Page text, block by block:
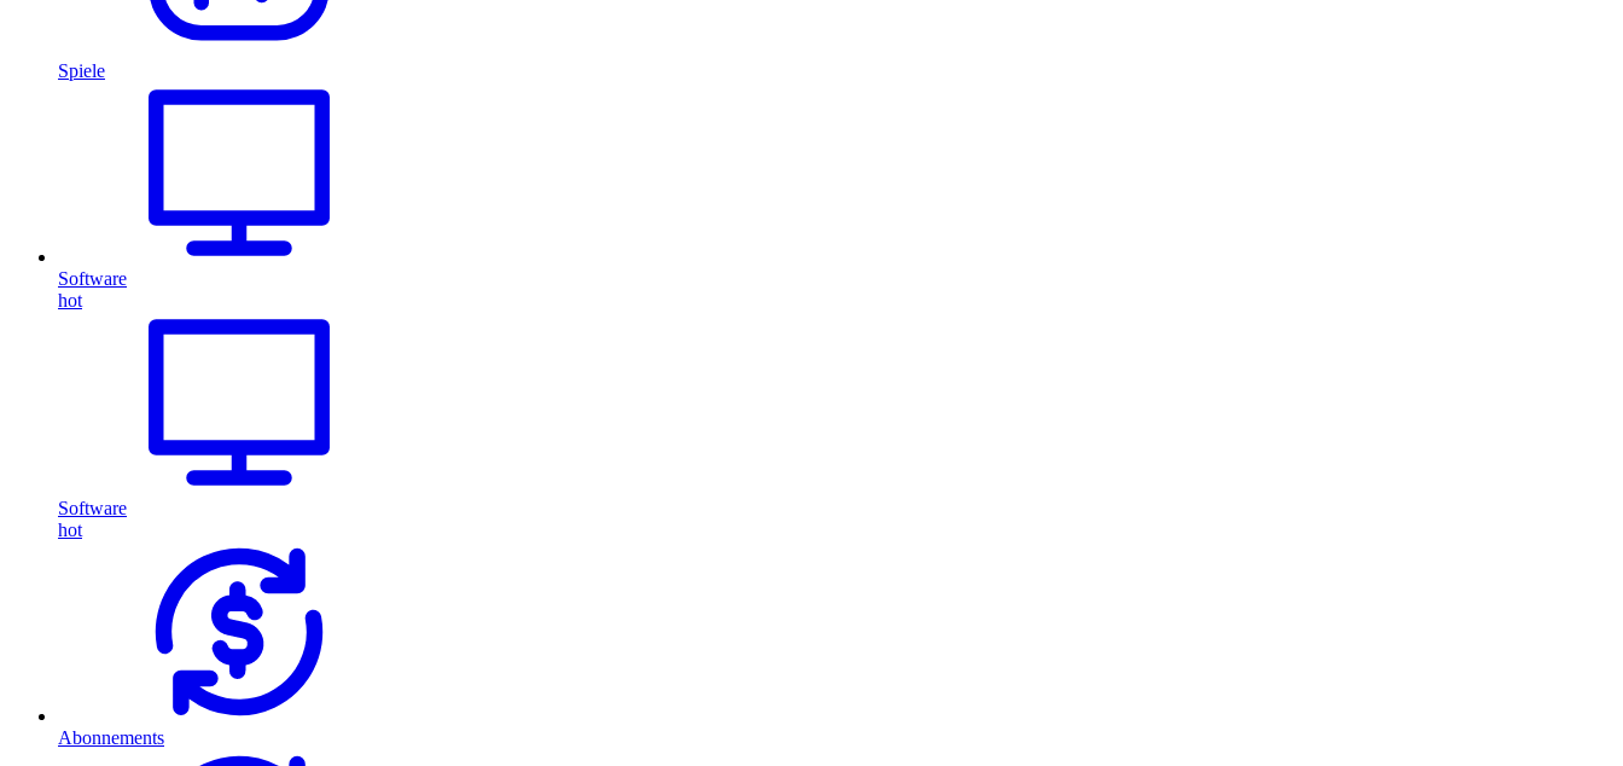
Spiele
Software
hot
Software
hot
Abonnements